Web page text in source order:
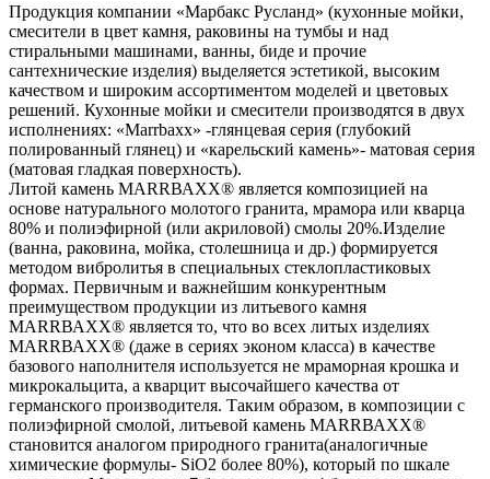
Продукция компании «Марбакс Русланд» (кухонные мойки,
смесители в цвет камня, раковины на тумбы и над
стиральными машинами, ванны, биде и прочие
сантехнические изделия) выделяется эстетикой, высоким
качеством и широким ассортиментом моделей и цветовых
решений. Кухонные мойки и смесители производятся в двух
исполнениях: «Маrrbахх» -глянцевая серия (глубокий
полированный глянец) и «карельский камень»- матовая серия
(матовая гладкая поверхность).
Литой камень МАRRВАХХ® является композицией на
основе натурального молотого гранита, мрамора или кварца
80% и полиэфирной (или акриловой) смолы 20%.Изделие
(ванна, раковина, мойка, столешница и др.) формируется
методом вибролитья в специальных стеклопластиковых
формах. Первичным и важнейшим конкурентным
преимуществом продукции из литьевого камня
МАRRВАХХ® является то, что во всех литых изделиях
МАRRВАХХ® (даже в сериях эконом класса) в качестве
базового наполнителя используется не мраморная крошка и
микрокальцита, а кварцит высочайшего качества от
германского производителя. Таким образом, в композиции с
полиэфирной смолой, литьевой камень МАRRВАХХ®
становится аналогом природного гранита(аналогичные
химические формулы- SiO2 более 80%), который по шкале